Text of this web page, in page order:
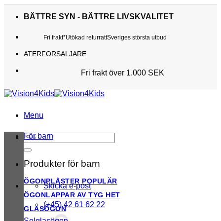
BÄTTRE SYN - BÄTTRE LIVSKVALITET
Fri frakt*Utökad returrattSveriges största utbud
ATERFORSALJARE
Fri frakt över 1.000 SEK
Kunderna älskar oss
Utökad returratt
Sveriges största utbud
Menu
Sök
efter:
Skicka e-post
(+45) 42 61 62 22
För barn
Produkter för barn
ÖGONPLÅSTER
ÖGONLAPPAR AV TYG
GLASÖGON